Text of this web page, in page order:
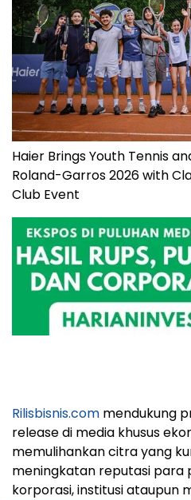
Haier Brings Youth Tennis
Roland-Garros 2026 with
Club Event
Rilisbisnis.com mendukung
release di media khusus
memulihankan citra yang
meningkatan reputasi para
korporasi, institusi ataupun